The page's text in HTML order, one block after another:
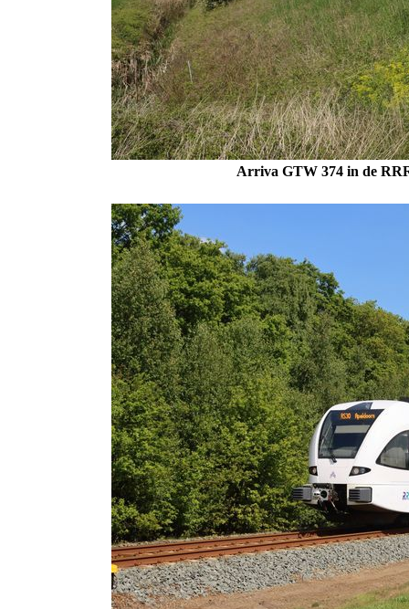
Arriva GTW 374 in de